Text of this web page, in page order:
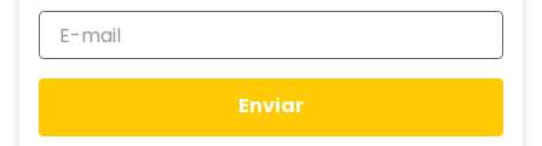
Enviar